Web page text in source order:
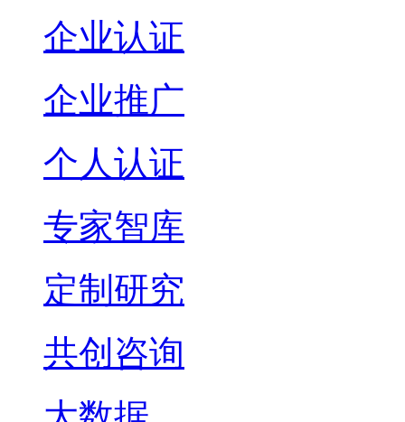
企业认证
企业推广
个人认证
专家智库
定制研究
共创咨询